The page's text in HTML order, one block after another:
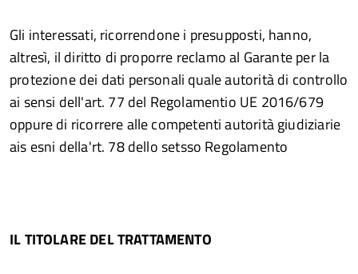
Gli interessati, ricorrendone i presupposti, hanno,
altresì, il diritto di proporre reclamo al Garante per la
protezione dei dati personali quale autorità di controllo
ai sensi dell'art. 77 del Regolamentio UE 2016/679
oppure di ricorrere alle competenti autorità giudiziarie
ais esni della'rt. 78 dello setsso Regolamento
IL TITOLARE DEL TRATTAMENTO